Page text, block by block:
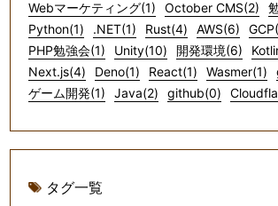
Webマーケティング(1) October CMS(2)
Python(1)
.NET(1) Rust(4) AWS(6)
PHP勉強会(1)
Unity(10) 開発環境(6)
Next.js(4)
Deno(1) React(1) Wasmer(1)
ゲーム開発(1)
Java(2) github(0)
タグ一覧